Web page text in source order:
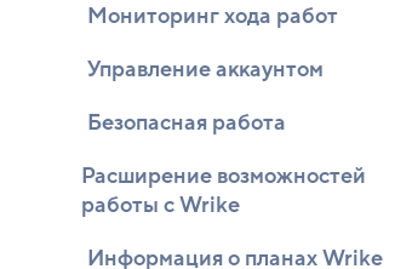
Мониторинг хода работ
Управление аккаунтом
Безопасная работа
Расширение возможностей
работы с Wrike
Информация о планах Wrike